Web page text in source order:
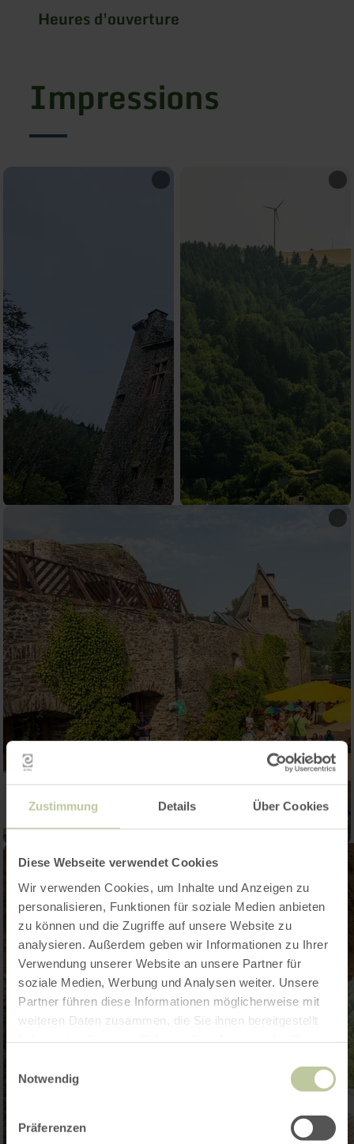
Zustimmung Details Über Cookies
Diese Webseite verwendet Cookies
Wir verwenden Cookies, um Inhalte und Anzeigen zu
personalisieren, Funktionen für soziale Medien anbieten
zu können und die Zugriffe auf unsere Website zu
analysieren. Außerdem geben wir Informationen zu Ihrer
Verwendung unserer Website an unsere Partner für
soziale Medien, Werbung und Analysen weiter. Unsere
Partner führen diese Informationen möglicherweise mit
weiteren Daten zusammen, die Sie ihnen bereitgestellt
Notwendig
Präferenzen
Heures d'ouverture
Impressions